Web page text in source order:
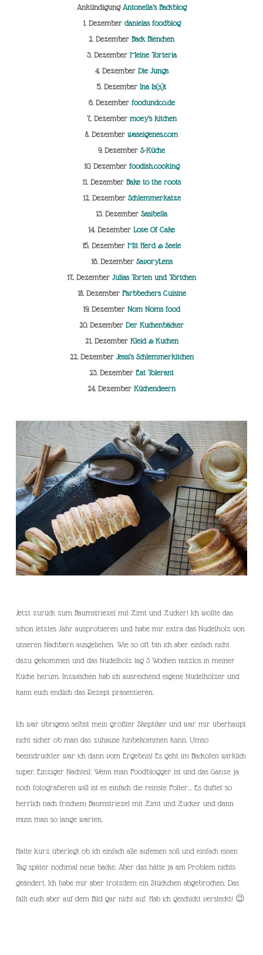
AnkündigungAntonella’s Backblog
1. Dezember danielas foodblog
2. Dezember Back Bienchen
3. Dezember Meine Torteria
4. Dezember Die Jungs
5. Dezember Ina Is(s)t
6. Dezember foodundco.de
7. Dezember moey’s kitchen
8. Dezember waseigenes.com
9. Dezember S-Küche
10. Dezember foodish.cooking
11. Dezember Bake to the roots
12. Dezember Schlemmerkatze
13. Dezember Sasibella
14. Dezember Love Of Cake
15. Dezember Mit Herd & Seele
16. Dezember SavoryLens
17. Dezember Julias Torten und Törtchen
18. Dezember Farbbechers Cuisine
19. Dezember Nom Noms food
20. Dezember Der Kuchenbäcker
21. Dezember Kleid & Kuchen
22. Dezember Jessi’s Schlemmerkitchen
23. Dezember Eat Tolerant
24. Dezember Küchendeern
Jetzt zurück zum Baumstriezel mit Zimt und Zucker! Ich wollte das
schon letztes Jahr ausprobieren und habe mir extra das Nudelholz von
unseren Nachbarn ausgeliehen. Wie so oft bin ich aber einfach nicht
dazu gekommen und das Nudelholz lag 3 Wochen nutzlos in meiner
Küche herum. Inzwischen hab ich ausreichend eigene Nudelhölzer und
kann euch endlich das Rezept präsentieren.
Ich war übrigens selbst mein größter Skeptiker und war mir überhaupt
nicht sicher ob man das zuhause hinbekommen kann. Umso
beeindruckter war ich dann vom Ergebnis! Es geht im Backofen wirklich
super. Einziger Nachteil: Wenn man Foodblogger ist und das Ganze ja
noch fotografieren will ist es einfach die reinste Folter… Es duftet so
herrlich nach frischem Baumstriezel mit Zimt und Zucker und dann
muss man so lange warten.
Hatte kurz überlegt ob ich einfach alle aufessen soll und einfach einen
Tag später nochmal neue backe. Aber das hätte ja am Problem nichts
geändert. Ich habe mir aber trotzdem ein Stückchen abgebrochen. Das
fällt euch aber auf dem Bild gar nicht auf. Hab ich geschickt versteckt! 😉